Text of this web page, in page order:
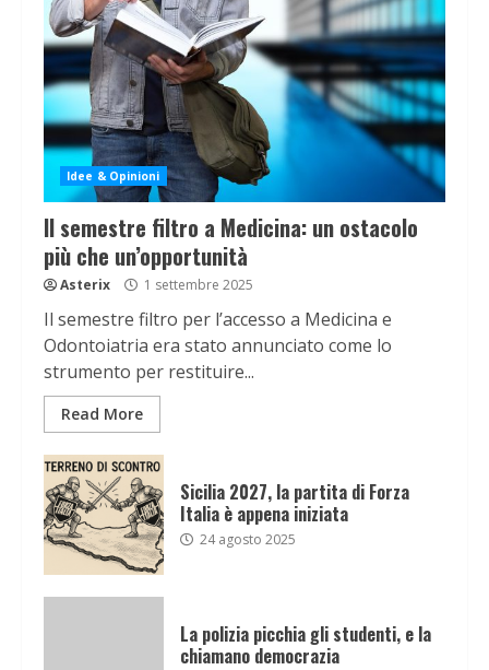
Idee & Opinioni
Il semestre filtro a Medicina: un ostacolo
più che un’opportunità
Asterix 1 settembre 2025
Il semestre filtro per l’accesso a Medicina e
Odontoiatria era stato annunciato come lo
strumento per restituire...
Read More
Sicilia 2027, la partita di Forza
Italia è appena iniziata
24 agosto 2025
La polizia picchia gli studenti, e la
chiamano democrazia